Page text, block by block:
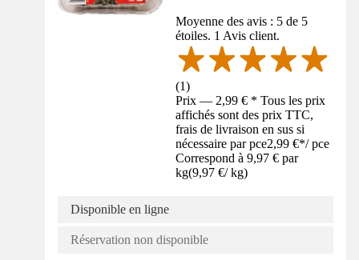
Moyenne des avis : 5 de 5
étoiles. 1 Avis client.
(1)
Prix — 2,99 € * Tous les prix
affichés sont des prix TTC,
frais de livraison en sus si
nécessaire par pce2,99 €*/ pce
Correspond à 9,97 € par
kg(9,97 €/ kg)
Disponible en ligne
Réservation non disponible